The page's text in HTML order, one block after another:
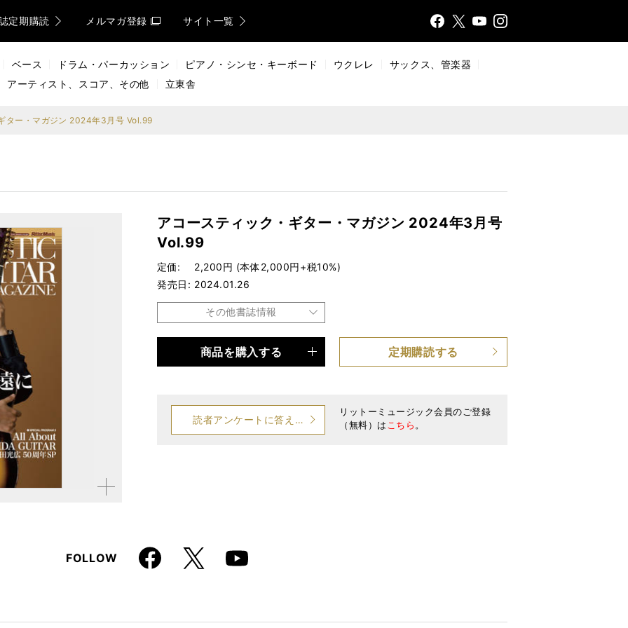
定期購読 メルマガ登録 サイト一覧
FaceX
YouTInsta
ベース ドラム・パーカッション ピアノ・シンセ・キーボード ウクレレ
サックス、管楽器
アーティスト、スコア、その他
立東舎
ター・マガジン 2024年3月号 Vol.99
拡大す
アコースティック・ギター・マガジン 2024年3月号
Vol.99
定価
2,200円 (本体2,000円+税10%)
発売日
2024.01.26
その他書誌情報
雑誌
商品を購入する 定期購読する
読者アンケートに答える
リットーミュージック会員のご登録
（無料）は こちら 。
FOLLOWFaceboo
k
X Youtube